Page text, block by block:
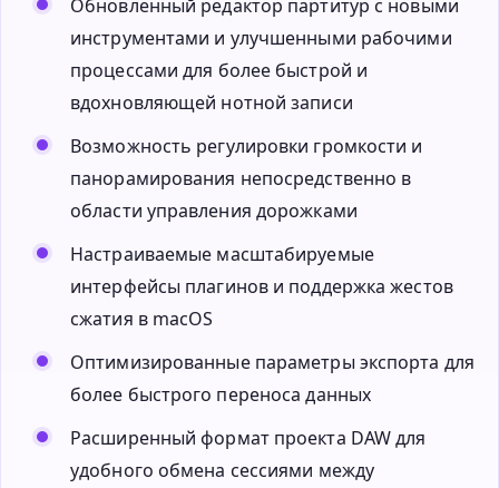
Обновленный редактор партитур с новыми
инструментами и улучшенными рабочими
процессами для более быстрой и
вдохновляющей нотной записи
Возможность регулировки громкости и
панорамирования непосредственно в
области управления дорожками
Настраиваемые масштабируемые
интерфейсы плагинов и поддержка жестов
сжатия в macOS
Оптимизированные параметры экспорта для
более быстрого переноса данных
Расширенный формат проекта DAW для
удобного обмена сессиями между